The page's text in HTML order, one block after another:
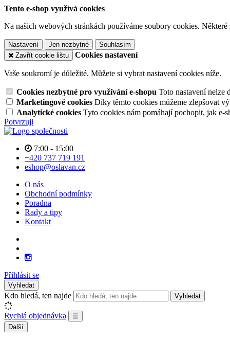
Tento e-shop využívá cookies
Na našich webových stránkách používáme soubory cookies.
Nastavení Jen nezbytné
Souhlasím
Zavřít cookie lištu
Cookies nastavení
Vaše soukromí je důležité. Můžete si vybrat nastavení cookies níže.
Cookies nezbytné pro využívání e-shopu Toto nastavení nelze
Marketingové cookies Díky těmto cookies můžeme zlepšovat
Analytické cookies Tyto cookies nám pomáhají pochopit, jak e-
Potvrzuji
7:00 - 15:00
+420 737 719 191
eshop@oslavan.cz
O nás
Obchodní podmínky
Poradna
Rady a tipy
Kontakt
Přihlásit se
Vyhledat
Kdo hledá, ten najde Vyhledat
Rychlá objednávka
☰
Další